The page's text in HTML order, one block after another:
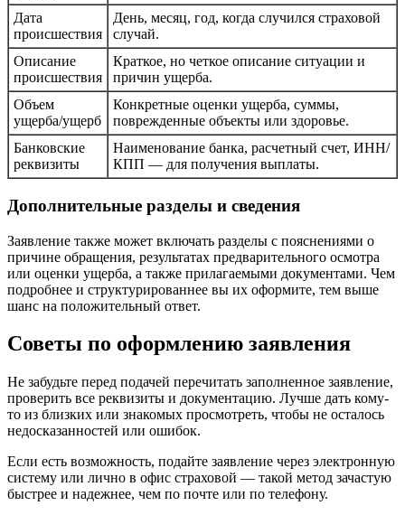
Дата
происшествия
День, месяц, год, когда случился страховой
случай.
Описание
происшествия
Краткое, но четкое описание ситуации и
причин ущерба.
Объем
ущерба/ущерб
Конкретные оценки ущерба, суммы,
поврежденные объекты или здоровье.
Банковские
реквизиты
Наименование банка, расчетный счет, ИНН/
КПП — для получения выплаты.
Дополнительные разделы и сведения
Заявление также может включать разделы с пояснениями о
причине обращения, результатах предварительного осмотра
или оценки ущерба, а также прилагаемыми документами. Чем
подробнее и структурированнее вы их оформите, тем выше
шанс на положительный ответ.
Советы по оформлению заявления
Не забудьте перед подачей перечитать заполненное заявление,
проверить все реквизиты и документацию. Лучше дать кому-
то из близких или знакомых просмотреть, чтобы не осталось
недосказанностей или ошибок.
Если есть возможность, подайте заявление через электронную
систему или лично в офис страховой — такой метод зачастую
быстрее и надежнее, чем по почте или по телефону.